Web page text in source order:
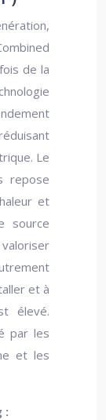
de la
Le
repose
et
source
et à
élevé.
par les
et les
: